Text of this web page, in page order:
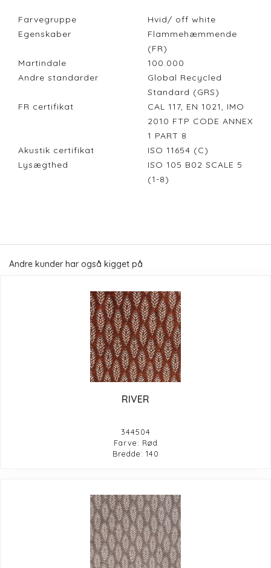
Farvegruppe
Hvid/ off white
Egenskaber
Flammehæmmende
(FR)
Martindale
100.000
Andre standarder
Global Recycled
Standard (GRS)
FR certifikat
CAL 117, EN 1021, IMO
2010 FTP CODE ANNEX
1 PART 8
Akustik certifikat
ISO 11654 (C)
Lysægthed
ISO 105 B02 SCALE 5
(1-8)
Andre kunder har også kigget på
RIVER
344504
Farve: Rød
Bredde: 140